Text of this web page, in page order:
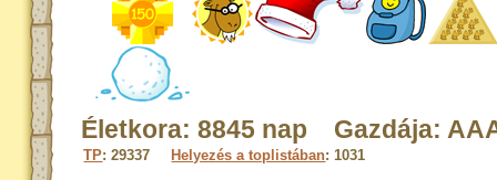
Életkora: 8845 nap Gazdája:
TP: 29337 Helyezés a toplistában: 1031